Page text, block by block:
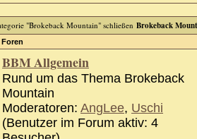
Brokeback
Foren
BBM Allgemein
Rund um das Thema Brokeback
Mountain
Moderatoren: AngLee, Uschi
(Benutzer im Forum aktiv: 4